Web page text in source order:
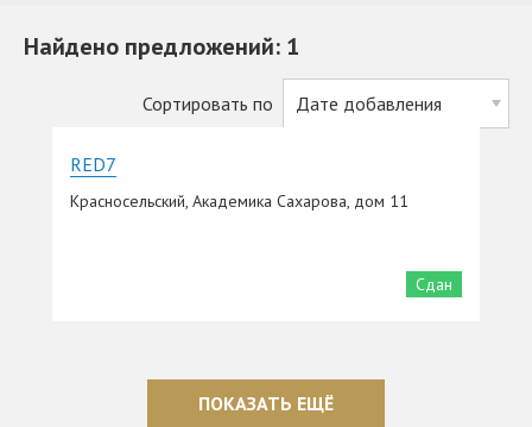
Найдено предложений: 1
Сортировать по
RED7
Красносельский, Академика Сахарова, дом 11
Сдан
ПОКАЗАТЬ ЕЩЁ